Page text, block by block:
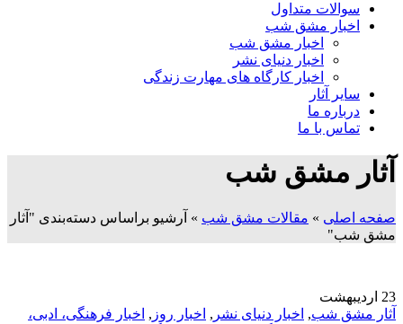
سوالات متداول
اخبار مشق شب
اخبار مشق شب
اخبار دنیای نشر
اخبار کارگاه های مهارت زندگی
سایر آثار
درباره ما
تماس با ما
آثار مشق شب
صفحه اصلی » مقالات مشق شب » آرشیو براساس دسته‌بندی "آثار
مشق شب"
23 اردیبهشت
آثار مشق شب, اخبار دنیای نشر , اخبار روز , اخبار فرهنگی، ادبی،